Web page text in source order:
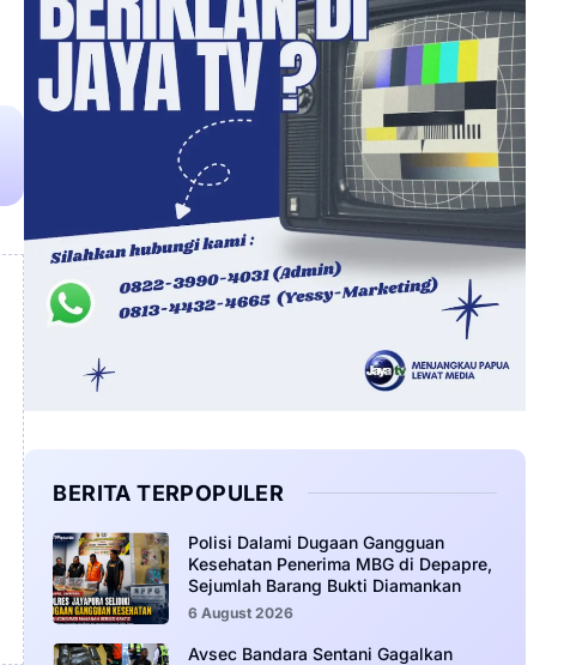
BERITA TERPOPULER
‎Polisi Dalami Dugaan Gangguan
Kesehatan Penerima MBG di Depapre,
Sejumlah Barang Bukti Diamankan
6 August 2026
Avsec Bandara Sentani Gagalkan